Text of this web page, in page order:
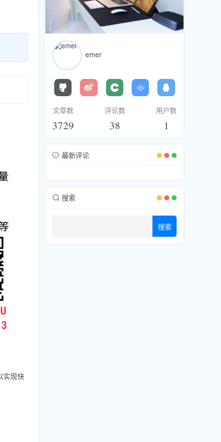
实现快
emer
文章数
3729
评论数
38
用户数
1
最新评论
搜索
搜索